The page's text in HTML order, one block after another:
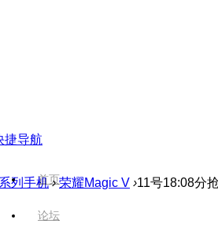
捷导航
首页
论坛
列手机 › 荣耀Magic V ›11号18:08分